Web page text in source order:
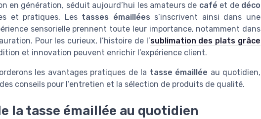
en génération, séduit aujourd’hui les amateurs de café et de déco
et pratiques. Les tasses émaillées s’inscrivent ainsi dans une
sensorielle prennent toute leur importance, notamment dans
Pour les curieux, l’histoire de l’sublimation des plats grâce
et innovation peuvent enrichir l’expérience client.
les avantages pratiques de la tasse émaillée au quotidien,
conseils pour l’entretien et la sélection de produits de qualité.
la tasse émaillée au quotidien